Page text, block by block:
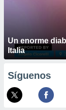
Un enorme
Italia
Síguenos